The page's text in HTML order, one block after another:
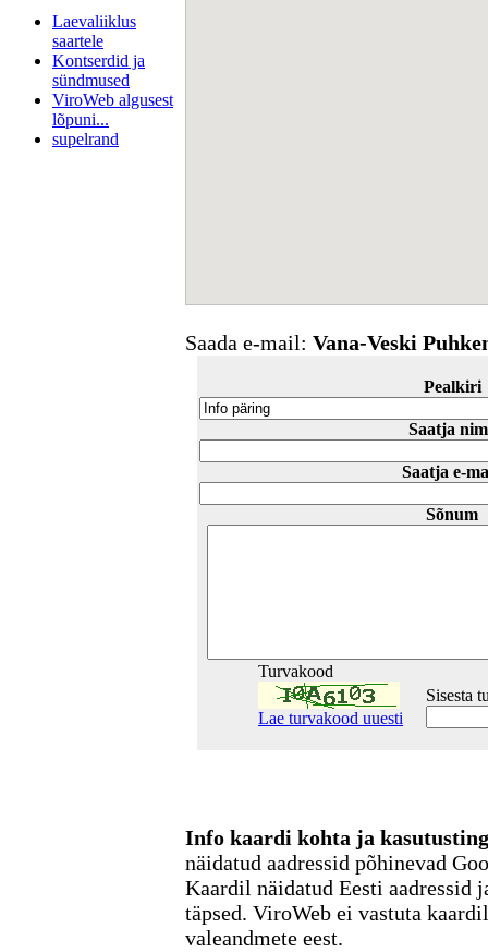
Laevaliiklus
saartele
Kontserdid ja
sündmused
ViroWeb algusest
lõpuni...
supelrand
Saada e-mail: Vana-Veski
Pealkiri
Saatja
Saatja e-
Sõnum
Turvakood
Lae turvakood uuesti
Sisesta
Info kaardi kohta ja
näidatud aadressid põhinevad
Kaardil näidatud Eesti aadressid
täpsed. ViroWeb ei vastuta
valeandmete eest.